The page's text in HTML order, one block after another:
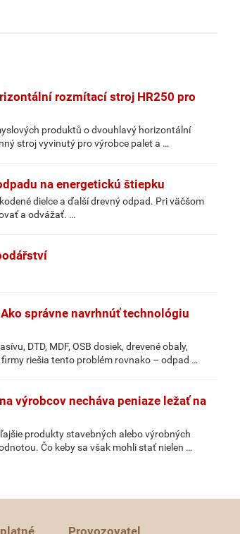
rozmítací stroj HR250 pro
produktů o dvouhlavý horizontální
stroj vyvinutý pro výrobce palet a …
na energetickú štiepku
dielce a ďalší drevný odpad. Pri väčšom
a odvážať. …
správne navrhnúť technológiu
DTD, MDF, OSB dosiek, drevené obaly,
riešia tento problém rovnako – odpad …
výrobcov necháva peniaze ležať na
produkty stavebných alebo výrobných
Čo keby sa však mohli stať nielen …
Provozovatel